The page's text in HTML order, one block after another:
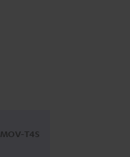
MOV-T4S